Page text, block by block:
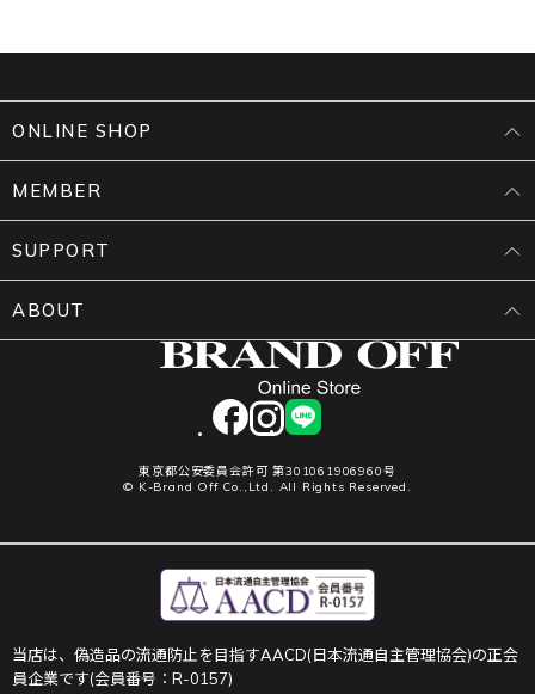
facebookinstagram
LINE
東京都公安委員会許可 第301061906960号
© K-Brand Off Co.,Ltd. All Rights Reserved.
ONLINE SHOP
MEMBER
SUPPORT
ABOUT
当店は、偽造品の流通防止を目指すAACD(日本流通自主管理協会)の正会
員企業です(会員番号：R-0157)